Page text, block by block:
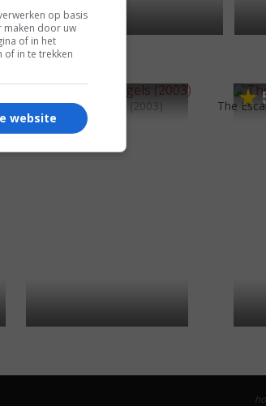
Cowboys & Angels (2003) The
op basis
maken door uw
of in het
of in te trekken
website